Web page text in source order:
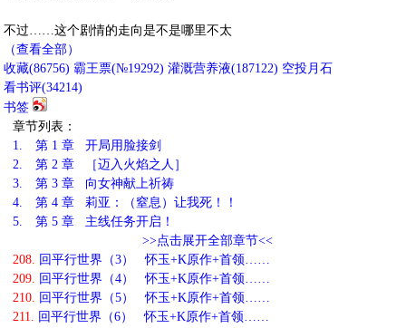
不过……这个剧情的走向是不是哪里不太
（查看全部）
收藏(86756) 霸王票(№19292) 灌溉营养液(187122) 空投月石
看书评(34214)
书签
章节列表：
1.
第 1 章 开局用脸接剑
2.
第 2 章 ［迈入火焰之人］
3.
第 3 章 向女神献上祈祷
4.
第 4 章 莉亚：（窒息）让我死！！
5.
第 5 章 主线任务开启！
>>点击展开全部章节<<
208. 回平行世界（3） 怀玉+K原作+首领……
209. 回平行世界（4） 怀玉+K原作+首领……
210. 回平行世界（5） 怀玉+K原作+首领……
211. 回平行世界（6） 怀玉+K原作+首领……